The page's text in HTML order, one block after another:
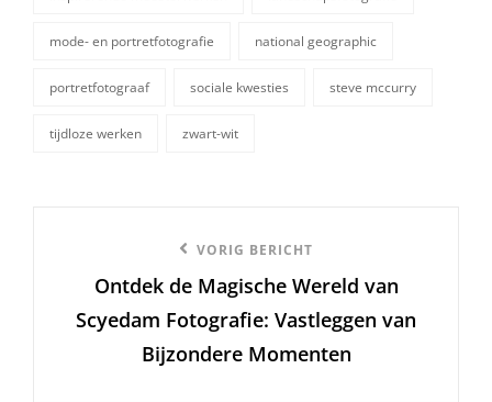
mode- en portretfotografie national geographic
portretfotograaf sociale kwesties steve mccurry
tijdloze werken zwart-wit
bericht
VORIG BERICHT
Ontdek de Magische Wereld van
Scyedam Fotografie: Vastleggen van
Bijzondere Momenten